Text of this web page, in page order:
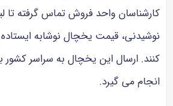
کارشناسان واحد فروش تماس گرفته
نوشیدنی، قیمت یخچال نوشابه ایستاده
کنند. ارسال این یخچال به سراسر
انجام می گیرد.